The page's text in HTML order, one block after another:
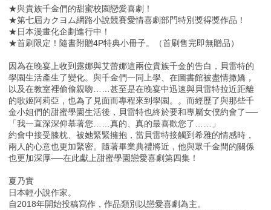
★與貴族千金們的甜蜜校園戀愛喜劇！
★第七屆カクヨム網路小說競賽愛情喜劇部門特別獎得獎作品！
★日本漫畫化企劃進行中！
★首刷限定！隨書附贈4P特典小冊子。（首刷售完即無贈品）
因為在晚宴上收到露娜與艾蕾娜這兩位貴族千金的告白，貝雷特的
學園生活產生了變化。與千金們一同上學、在圖書館被盡情撒嬌，
以及在教室裡偷偷親吻……甚至是在晚宴中迅速與貝雷特拉近距離
的歌姬阿莉亞，也為了見面而專程來到學園。。而經歷了與那些千
金小姐們的甜蜜學園生活後，貝雷特也終於要和專屬女僕約會了──
「我一直深深仰慕著您……真的、真的最喜歡您了……」
約會中接受膝枕、被她緊緊擁抱，當貝雷特接觸到希雅的情感時，
兩人的心意也更加緊密。隨著畢業典禮將近，他與眾千金間的關係
也更加深厚──在此獻上甜蜜學園戀愛喜劇第四集！
夏乃實
日本輕小說作家。
自2018年開始投稿寫作，作品類別以戀愛喜劇為主。